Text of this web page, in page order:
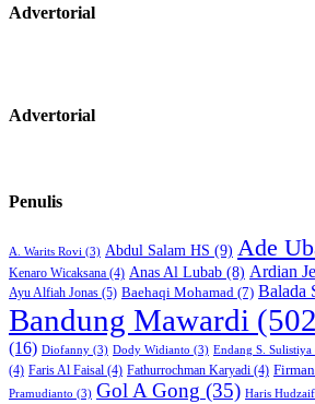
Advertorial
Advertorial
Penulis
A. Warits Rovi (3) Abdul Salam HS (9) Ade
Kenaro Wicaksana (4) Anas Al Lubab (8) Ardian Je
Ayu Alfiah Jonas (5) Baehaqi Mohamad (7) Balada
Bandung Mawardi
(16) Diofanny (3) Dody Widianto (3) Endang S. Sulistiya
(4) Faris Al Faisal (4) Fathurrochman Karyadi (4)
Pramudianto (3) Gol A Gong (35) Haris